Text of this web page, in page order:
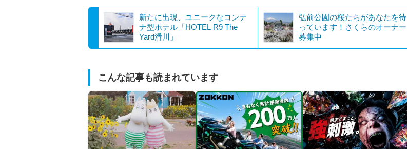
新たに出現、ユニークなコンテ
ナ型ホテル「HOTEL R9 The
Yard滑川」
弘前公園の桜たちがあなたを待
っています！さくらのオーナー
募集中
こんな記事も読まれています